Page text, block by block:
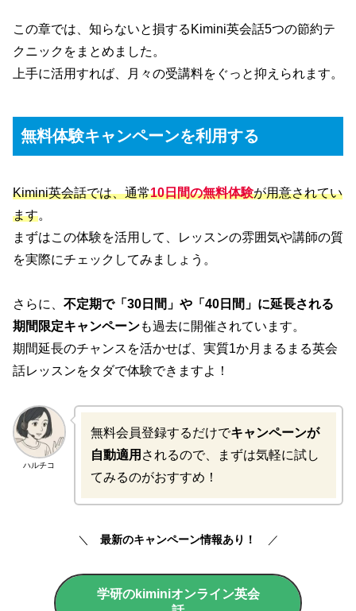
この章では、知らないと損するKimini英会話5つの節約テ
クニックをまとめました。
上手に活用すれば、月々の受講料をぐっと抑えられます。
無料体験キャンペーンを利用する
Kimini英会話では、通常10日間の無料体験が用意されてい
ます。
まずはこの体験を活用して、レッスンの雰囲気や講師の質
を実際にチェックしてみましょう。
さらに、 不定期で「30日間」や「40日間」に延長される
期間限定キャンペーンも過去に開催されています。
期間延長のチャンスを活かせば、実質1か月まるまる英会
話レッスンをタダで体験できますよ！
ハルチコ
無料会員登録するだけでキャンペーンが
自動適用 されるので、まずは気軽に試し
てみるのがおすすめ！
＼ 最新のキャンペーン情報あり！ ／
学研のkiminiオンライン英会